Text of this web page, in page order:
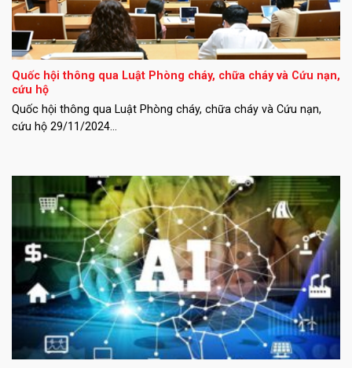
Quốc hội thông qua Luật Phòng cháy, chữa cháy và Cứu nạn,
cứu hộ
Quốc hội thông qua Luật Phòng cháy, chữa cháy và Cứu nạn,
cứu hộ 29/11/2024...